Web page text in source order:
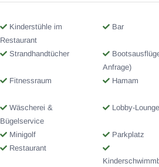
Kinderstühle im
Restaurant
Bar
Strandhandtücher
Anfrage)
Fitnessraum Hamam
Wäscherei &
Bügelservice
Lobby-Lounge
Minigolf Parkplatz
Restaurant